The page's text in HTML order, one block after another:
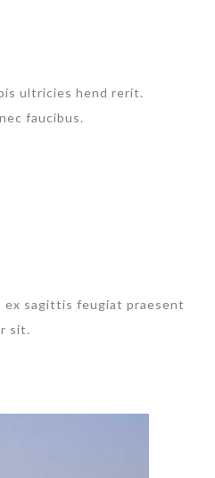
ultricies hend rerit.
faucibus.
sagittis feugiat praesent
sit.